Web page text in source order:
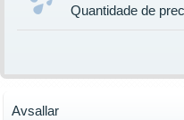
Quantidade de
Avsallar